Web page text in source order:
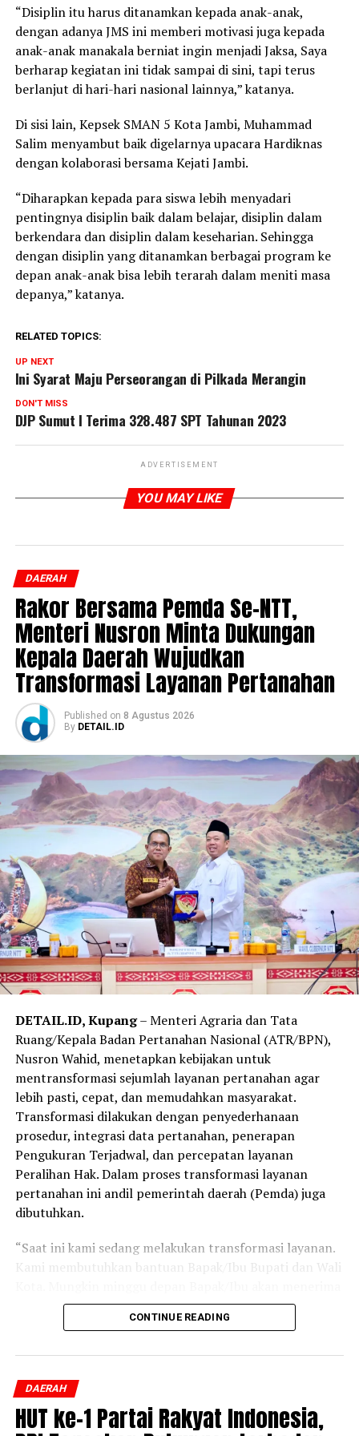
“Disiplin itu harus ditanamkan kepada anak-anak,
dengan adanya JMS ini memberi motivasi juga kepada
anak-anak manakala berniat ingin menjadi Jaksa, Saya
berharap kegiatan ini tidak sampai di sini, tapi terus
berlanjut di hari-hari nasional lainnya,” katanya.
Di sisi lain, Kepsek SMAN 5 Kota Jambi, Muhammad
Salim menyambut baik digelarnya upacara Hardiknas
dengan kolaborasi bersama Kejati Jambi.
“Diharapkan kepada para siswa lebih menyadari
pentingnya disiplin baik dalam belajar, disiplin dalam
berkendara dan disiplin dalam keseharian. Sehingga
dengan disiplin yang ditanamkan berbagai program ke
depan anak-anak bisa lebih terarah dalam meniti masa
depanya,” katanya.
RELATED TOPICS:
UP NEXT
Ini Syarat Maju Perseorangan di Pilkada Merangin
DON'T MISS
DJP Sumut I Terima 328.487 SPT Tahunan 2023
ADVERTISEMENT
YOU MAY LIKE
DAERAH
Rakor Bersama Pemda Se-NTT,
Menteri Nusron Minta Dukungan
Kepala Daerah Wujudkan
Transformasi Layanan Pertanahan
Published on 8 Agustus 2026
By DETAIL.ID
DETAIL.ID, Kupang– Menteri Agraria dan Tata
Ruang/Kepala Badan Pertanahan Nasional (ATR/BPN),
Nusron Wahid, menetapkan kebijakan untuk
mentransformasi sejumlah layanan pertanahan agar
lebih pasti, cepat, dan memudahkan masyarakat.
Transformasi dilakukan dengan penyederhanaan
prosedur, integrasi data pertanahan, penerapan
Pengukuran Terjadwal, dan percepatan layanan
Peralihan Hak. Dalam proses transformasi layanan
pertanahan ini andil pemerintah daerah (Pemda) juga
dibutuhkan.
“Saat ini kami sedang melakukan transformasi layanan.
Kami membutuhkan bantuan Bapak/Ibu Bupati dan Wali
Surat Edaran Bersama Kemendagri dan ATR/BPN terkait
Pengukuran Terjadwal sama Peralihan Hak. Kita ingin
Koordinasi (Rakor) Program Kebijakan Pertanahan dan
Tata Ruang di Provinsi Nusa Tenggara Timur (NTT),
yang berlangsung di Kantor Gubernur NTT pada Selasa,
CONTINUE READING
DAERAH
HUT ke-1 Partai Rakyat Indonesia,